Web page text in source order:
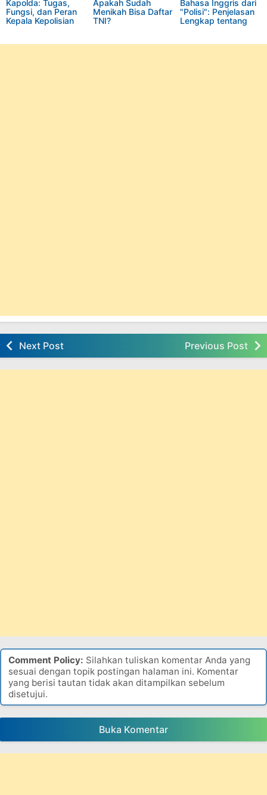
Kapolda: Tugas,
Fungsi, dan Peran
Kepala Kepolisian
Apakah Sudah
Menikah Bisa Daftar
TNI?
Bahasa Inggris dari
"Polisi": Penjelasan
Lengkap tentang
Next Post Previous Post
Comment Policy: Silahkan tuliskan komentar Anda yang
sesuai dengan topik postingan halaman ini. Komentar
yang berisi tautan tidak akan ditampilkan sebelum
disetujui.
Buka Komentar